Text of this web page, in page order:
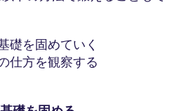
礎を固めていく
仕方を観察する